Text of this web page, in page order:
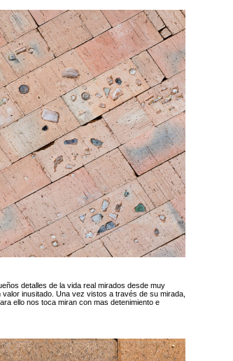
detalles de la vida real mirados desde muy
inusitado. Una vez vistos a través de su mirada,
ello nos toca miran con mas detenimiento e